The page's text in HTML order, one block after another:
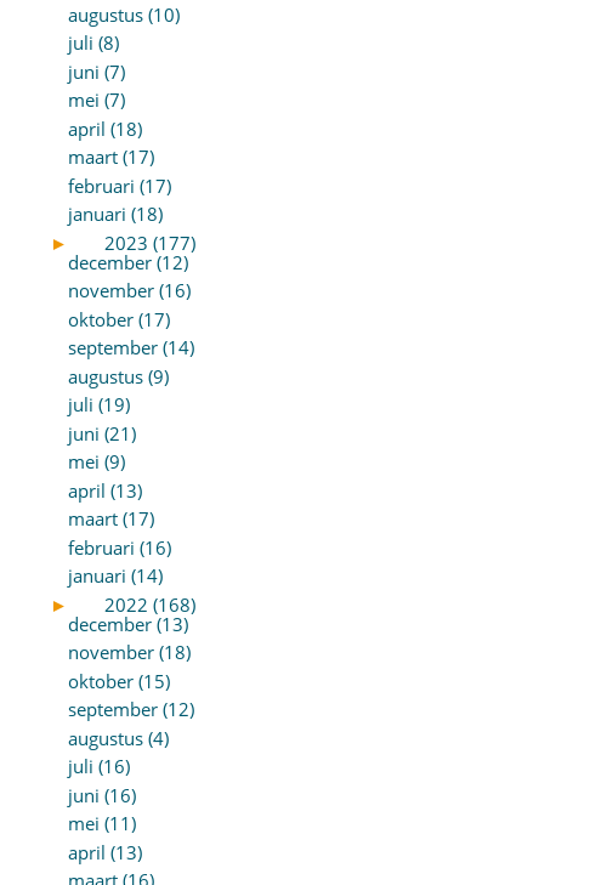
augustus (10)
juli (8)
juni (7)
mei (7)
april (18)
maart (17)
februari (17)
januari (18)
►
2023 (177)
december (12)
november (16)
oktober (17)
september (14)
augustus (9)
juli (19)
juni (21)
mei (9)
april (13)
maart (17)
februari (16)
januari (14)
►
2022 (168)
december (13)
november (18)
oktober (15)
september (12)
augustus (4)
juli (16)
juni (16)
mei (11)
april (13)
maart (16)